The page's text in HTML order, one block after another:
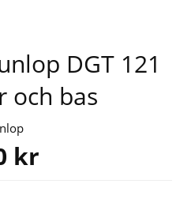
DGT 121
och bas
kr